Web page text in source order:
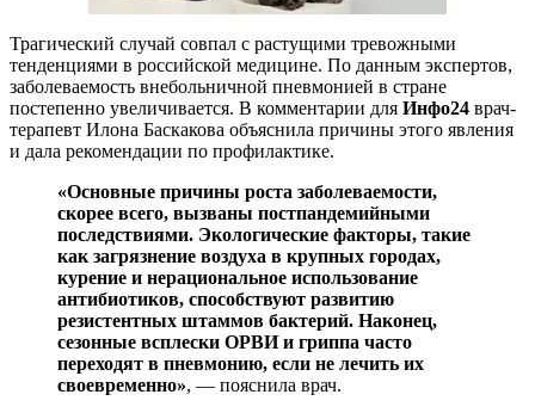
Трагический случай совпал с растущими тревожными
тенденциями в российской медицине. По данным экспертов,
заболеваемость внебольничной пневмонией в стране
постепенно увеличивается. В комментарии для Инфо24 врач-
терапевт Илона Баскакова объяснила причины этого явления
и дала рекомендации по профилактике.
«Основные причины роста заболеваемости,
скорее всего, вызваны постпандемийными
последствиями. Экологические факторы, такие
как загрязнение воздуха в крупных городах,
курение и нерациональное использование
антибиотиков, способствуют развитию
резистентных штаммов бактерий. Наконец,
сезонные всплески ОРВИ и гриппа часто
переходят в пневмонию, если не лечить их
своевременно», — пояснила врач.